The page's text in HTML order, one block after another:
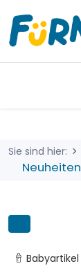
Sie sind hier:
Neuheiten
Babyartikel